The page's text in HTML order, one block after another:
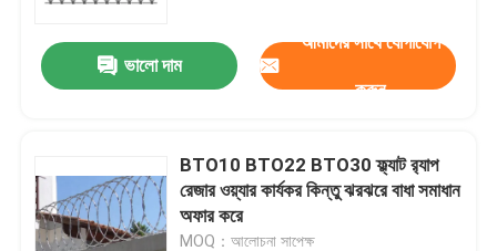
ভালো দাম
আমাদের সাথে যোগাযোগ
করুন
BTO10 BTO22 BTO30 ফ্ল্যাট র‍্যাপ
রেজার ওয়্যার কার্যকর কিন্তু ঝরঝরে বাধা সমাধান
অফার করে
MOQ：আলোচনা সাপেক্ষ